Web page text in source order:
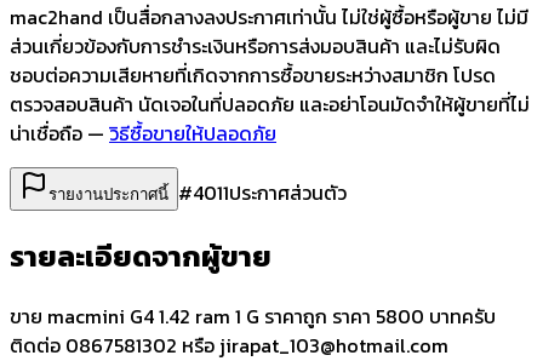
mac2hand เป็นสื่อกลางลงประกาศเท่านั้น ไม่ใช่ผู้ซื้อหรือผู้ขาย ไม่มี
ส่วนเกี่ยวข้องกับการชำระเงินหรือการส่งมอบสินค้า และไม่รับผิด
ชอบต่อความเสียหายที่เกิดจากการซื้อขายระหว่างสมาชิก โปรด
ตรวจสอบสินค้า นัดเจอในที่ปลอดภัย และอย่าโอนมัดจำให้ผู้ขายที่ไม่
น่าเชื่อถือ — วิธีซื้อขายให้ปลอดภัย
รายงานประกาศนี้ #4011ประกาศส่วนตัว
รายละเอียดจากผู้ขาย
ขาย macmini G4 1.42 ram 1 G ราคาถูก ราคา 5800 บาทครับ
ติดต่อ 0867581302 หรือ jirapat_103@hotmail.com